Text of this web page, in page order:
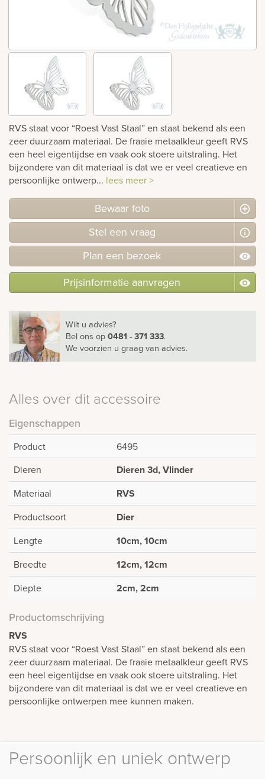
RVS staat voor “Roest Vast Staal” en staat bekend als een
zeer duurzaam materiaal. De fraaie metaalkleur geeft RVS
een heel eigentijdse en vaak ook stoere uitstraling. Het
bijzondere van dit materiaal is dat we er veel creatieve en
persoonlijke ontwerp... lees meer >
Bewaar foto
Stel een vraag
Plan een bezoek
Prijsinformatie aanvragen
Wilt u advies?
Bel ons op0481 - 371 333.
We voorzien u graag van advies.
Alles over dit accessoire
Eigenschappen
Product
6495
Dieren
Dieren 3d, Vlinder
Materiaal RVS
Productsoort Dier
Lengte 10cm, 10cm
Breedte 12cm, 12cm
Diepte 2cm, 2cm
Productomschrijving
RVS
RVS staat voor “Roest Vast Staal” en staat bekend als een
zeer duurzaam materiaal. De fraaie metaalkleur geeft RVS
een heel eigentijdse en vaak ook stoere uitstraling. Het
bijzondere van dit materiaal is dat we er veel creatieve en
persoonlijke ontwerpen mee kunnen maken.
Persoonlijk en uniek ontwerp